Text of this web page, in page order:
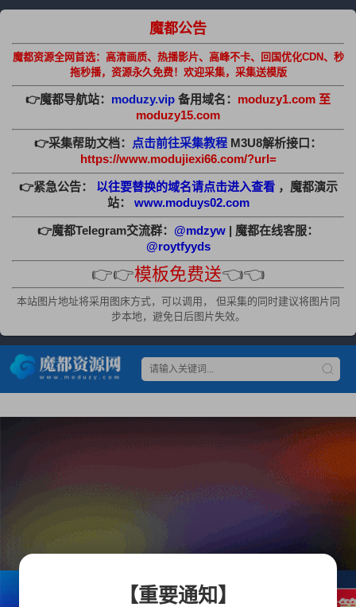
魔都公告
魔都资源全网首选：高清画质、热播影片、高峰不卡、回国优化CDN、秒
拖秒播，资源永久免费！欢迎采集，采集送模版
👉魔都导航站： moduzy.vip 备用域名： moduzy1.com 至
moduzy15.com
👉采集帮助文档： 点击前往采集教程 M3U8解析接口：
https://www.modujiexi66.com/?url=
👉紧急公告： 以往要替换的域名请点击进入查看 ，魔都演示
站：
www.moduys02.com
👉魔都Telegram交流群： @mdzyw | 魔都在线客服：
@roytfyyds
👉👉模板免费送👈👈
本站图片地址将采用图床方式，可以调用， 但采集的同时建议将图片同
步本地，避免日后图片失效。
【重要通知】